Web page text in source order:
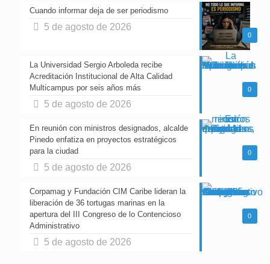
0
Cuando informar deja de ser periodismo
5 de agosto de 2026
0
La Universidad Sergio Arboleda recibe
Acreditación Institucional de Alta Calidad
Multicampus por seis años más
5 de agosto de 2026
0
En reunión con ministros designados, alcalde
Pinedo enfatiza en proyectos estratégicos
para la ciudad
5 de agosto de 2026
0
Corpamag y Fundación CIM Caribe lideran la
liberación de 36 tortugas marinas en la
apertura del III Congreso de lo Contencioso
Administrativo
5 de agosto de 2026